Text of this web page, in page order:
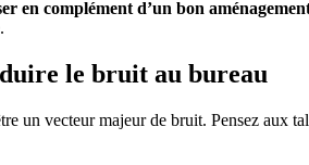
en complément d’un bon
le bruit au bureau
un vecteur majeur de bruit. Pensez aux